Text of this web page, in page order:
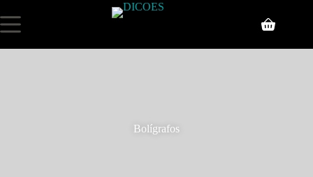
Bolígrafos